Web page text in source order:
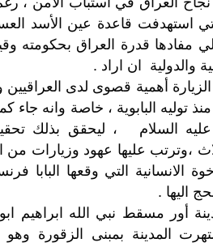
استهدفت قاعدة عين الأسد
مفادها قدرة العراق بحكومته
والدولية ان اراد .
أهمية قصوى لدى العراقيين
منذ توليه البابوية ، خاصة وانه
عليه السلام ، ليحقق بذلك
،وترتب عليها عهود وزيارات
اليها .
أور مسقط نبي الله ابراهيم
المدينة بمبنى الزقورة وهو